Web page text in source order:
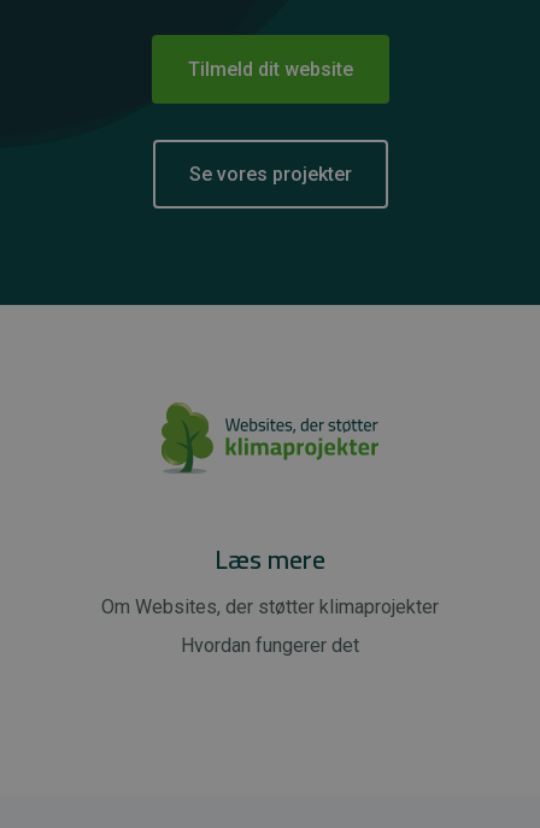
Tilmeld dit website
Se vores projekter
Læs mere
Om Websites, der støtter klimaprojekter
Hvordan fungerer det